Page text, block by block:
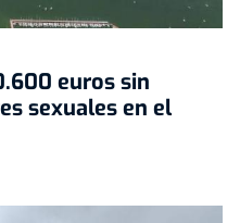
euros sin
sexuales en el